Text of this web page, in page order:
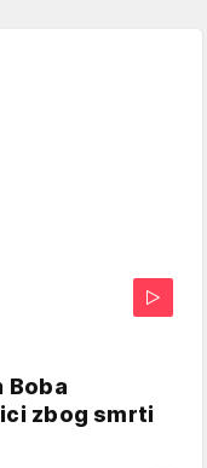
Boba
zbog smrti